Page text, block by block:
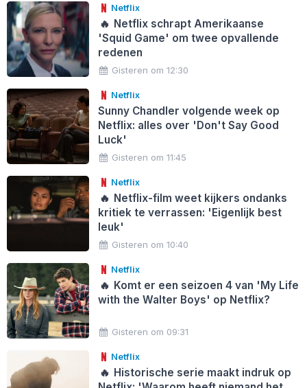
Netflix
🔥 Netflix schrapt Amerikaanse
'Squid Game' om twee opvallende
redenen
Gisteren om 12:30
Netflix
Sunny Chandler volgende week op
Netflix: alles over 'Don't Say Good
Luck'
Gisteren om 11:45
Netflix
🔥 Netflix-film weet kijkers ondanks
kritiek te verrassen: 'Eigenlijk best
leuk'
Gisteren om 10:40
Netflix
🔥 Komt er een seizoen 4 van 'My Life
with the Walter Boys' op Netflix?
Gisteren om 09:31
Netflix
🔥 Historische serie maakt indruk op